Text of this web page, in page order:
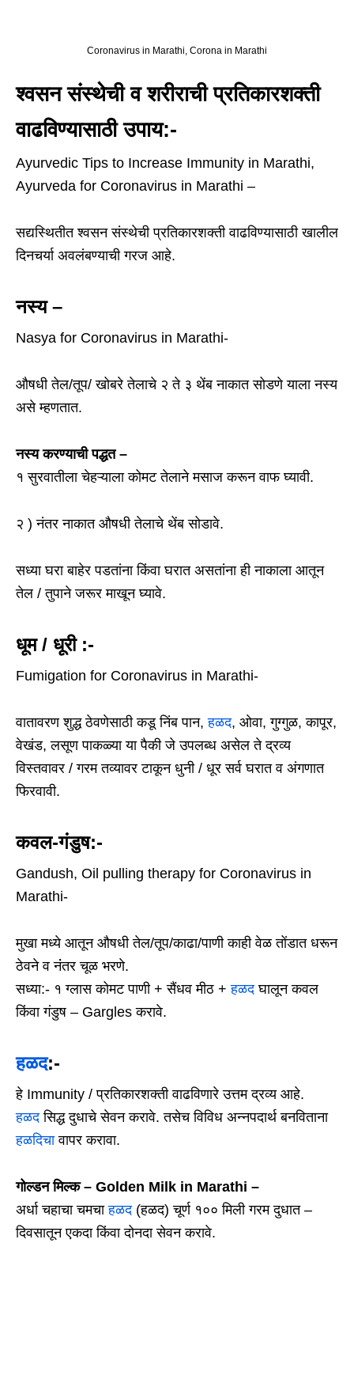
Coronavirus in Marathi, Corona in Marathi
श्वसन संस्थेची व शरीराची प्रतिकारशक्ती
वाढविण्यासाठी उपाय:-
Ayurvedic Tips to Increase Immunity in Marathi,
Ayurveda for Coronavirus in Marathi –
सद्यस्थितीत श्वसन संस्थेची प्रतिकारशक्ती वाढविण्यासाठी खालील
दिनचर्या अवलंबण्याची गरज आहे.
नस्य –
Nasya for Coronavirus in Marathi-
औषधी तेल/तूप/ खोबरे तेलाचे २ ते ३ थेंब नाकात सोडणे याला नस्य
असे म्हणतात.
नस्य करण्याची पद्धत –
१ सुरवातीला चेहऱ्याला कोमट तेलाने मसाज करून वाफ घ्यावी.
२ ) नंतर नाकात औषधी तेलाचे थेंब सोडावे.
सध्या घरा बाहेर पडतांना किंवा घरात असतांना ही नाकाला आतून
तेल / तुपाने जरूर माखून घ्यावे.
धूम / धूरी :-
Fumigation for Coronavirus in Marathi-
वातावरण शुद्ध ठेवणेसाठी कडू निंब पान,हळद, ओवा, गुग्गुळ, कापूर,
वेखंड, लसूण पाकळ्या या पैकी जे उपलब्ध असेल ते द्रव्य
विस्तवावर / गरम तव्यावर टाकून धुनी / धूर सर्व घरात व अंगणात
फिरवावी.
कवल-गंडुष:-
Gandush, Oil pulling therapy for Coronavirus in
Marathi-
मुखा मध्ये आतून औषधी तेल/तूप/काढा/पाणी काही वेळ तोंडात धरून
ठेवने व नंंतर चूळ भरणे.
सध्या:- १ ग्लास कोमट पाणी + सैंधव मीठ +हळदघालून कवल
किंवा गंडुष – Gargles करावे.
हळद:-
हे Immunity / प्रतिकारशक्ती वाढविणारे उत्तम द्रव्य आहे.
हळदसिद्ध दुधाचे सेवन करावे. तसेच विविध अन्नपदार्थ बनविताना
हळदिचावापर करावा.
गोल्डन मिल्क – Golden Milk in Marathi –
अर्धा चहाचा चमचाहळद(हळद) चूर्ण १०० मिली गरम दुधात –
दिवसातून एकदा किंवा दोनदा सेवन करावे.